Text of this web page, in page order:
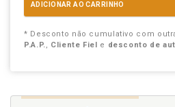
ADICIONAR AO CARRINHO
* Desconto não cumulativo com
P.A.P., Cliente Fiel e desconto de